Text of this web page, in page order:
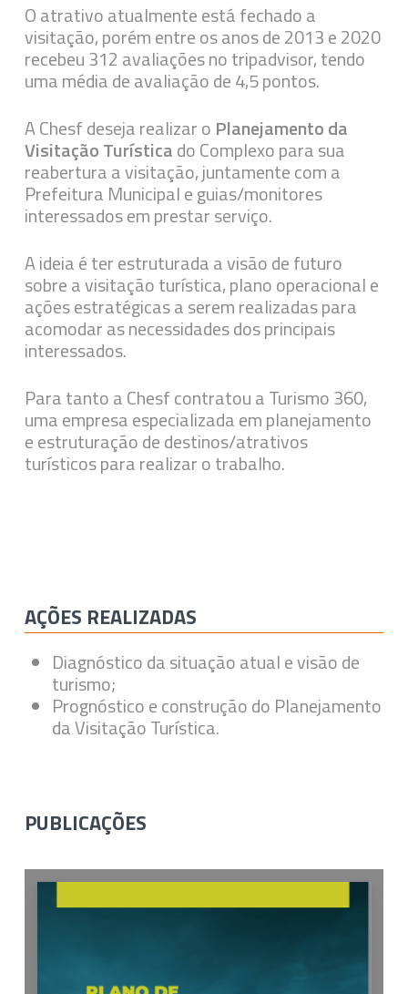
O atrativo atualmente está fechado a
visitação, porém entre os anos de 2013 e 2020
recebeu 312 avaliações no tripadvisor, tendo
uma média de avaliação de 4,5 pontos.
A Chesf deseja realizar o Planejamento da
Visitação Turísticado Complexo para sua
reabertura a visitação, juntamente com a
Prefeitura Municipal e guias/monitores
interessados em prestar serviço.
A ideia é ter estruturada a visão de futuro
sobre a visitação turística, plano operacional e
ações estratégicas a serem realizadas para
acomodar as necessidades dos principais
interessados.
Para tanto a Chesf contratou a Turismo 360,
uma empresa especializada em planejamento
e estruturação de destinos/atrativos
turísticos para realizar o trabalho.
AÇÕES REALIZADAS
Diagnóstico da situação atual e visão de
turismo;
Prognóstico e construção do Planejamento
da Visitação Turística.
PUBLICAÇÕES